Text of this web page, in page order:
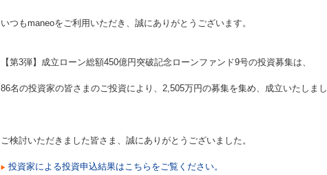
いつもmaneoをご利用いただき、誠にありがとうございます。
【第3弾】成立ローン総額450億円突破記念ローンファンド9号の投資募集は、
86名の投資家の皆さまのご投資により、2,505万円の募集を集め、成立いたしま
ご検討いただきました皆さま、誠にありがとうございました。
投資家による投資申込結果はこちらをご覧ください。